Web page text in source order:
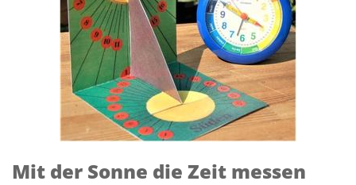
Mit der Sonne die Zeit messen